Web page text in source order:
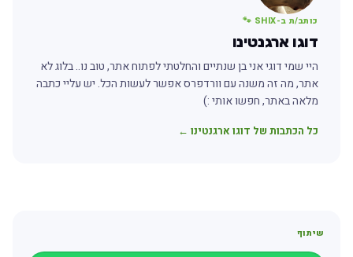
כותב/ת ב-SHIX 🐾
דוגו ארגנטינו
היי שמי דוגי אני בן שנתיים והחלטתי לפתוח אתר, טוב נו.. בלוג לא
אתר, מה זה משנה עם וורדפרס אפשר לעשות הכל. יש עליי כתבה
מלאה באתר, חפשו אותי :)
כל הכתבות של דוגו ארגנטינו ←
שיתוף